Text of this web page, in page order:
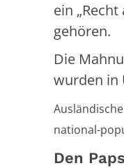
ein
gehören.
Die
wurden in
national-
Den